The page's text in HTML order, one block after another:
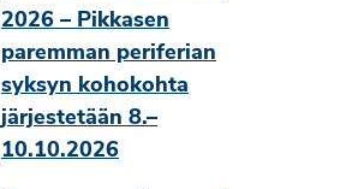
2026 – Pikkasen
paremman periferian
syksyn kohokohta
järjestetään 8.–
10.10.2026